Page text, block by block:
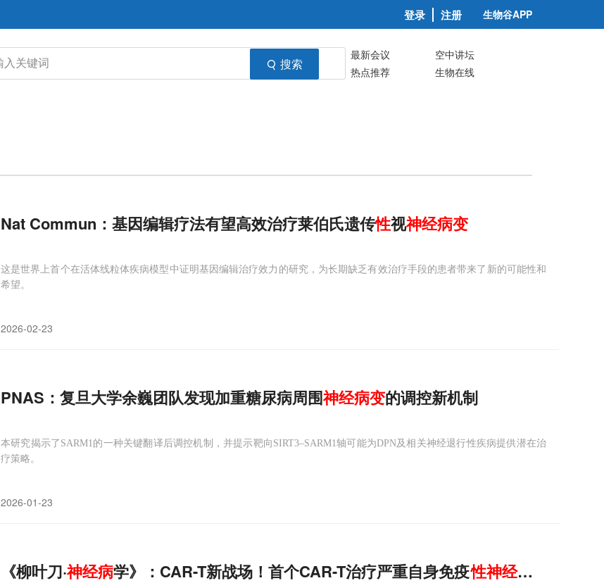
登录 注册 生物谷APP
搜索
最新会议
空中讲坛
热点推荐
生物在线
Nat Commun：基因编辑疗法有望高效治疗莱伯氏遗传性视神经病变
这是世界上首个在活体线粒体疾病模型中证明基因编辑治疗效力的研究，为长期缺乏有效治疗手段的患者带来了新的可能性和
希望。
2026-02-23
PNAS：复旦大学余巍团队发现加重糖尿病周围神经病变的调控新机制
本研究揭示了SARM1的一种关键翻译后调控机制，并提示靶向SIRT3–SARM1轴可能为DPN及相关神经退行性疾病提供潜在治
疗策略。
2026-01-23
《柳叶刀·神经病学》：CAR-T新战场！首个CAR-T治疗严重自身免疫性神经疾病临床结